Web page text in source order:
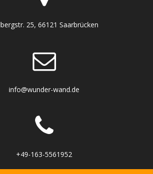
25, 66121 Saarbrücken
info@wunder-wand.de
+49-163-5561952